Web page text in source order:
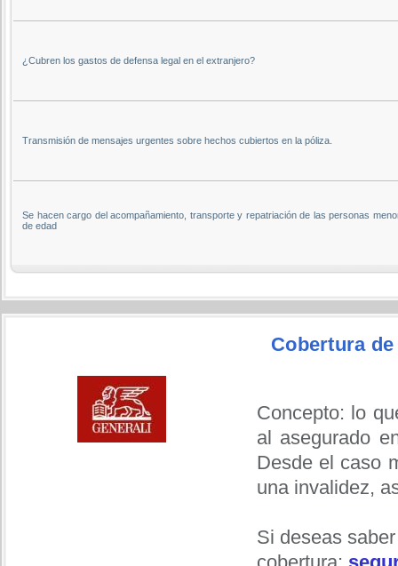
¿Cubren los gastos de defensa legal en el extranjero?
Transmisión de mensajes urgentes sobre hechos cubiertos en la póliza.
Se hacen cargo del acompañamiento, transporte y repatriación de las personas
de edad
Cobertura
Concepto: lo
al asegurado
Desde el caso
una invalidez,
Si deseas